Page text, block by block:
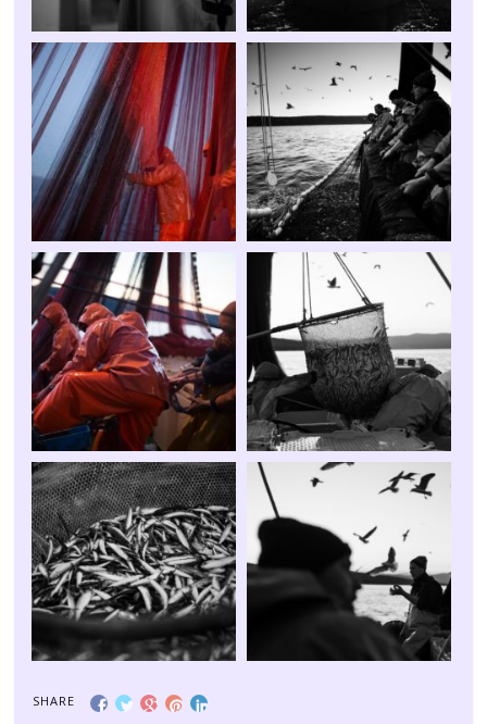
SHARE